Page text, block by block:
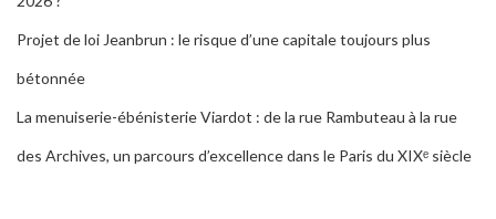
Projet de loi Jeanbrun : le risque d’une capitale toujours plus
bétonnée
La menuiserie-ébénisterie Viardot : de la rue Rambuteau à la rue
des Archives, un parcours d’excellence dans le Paris du XIXᵉ siècle